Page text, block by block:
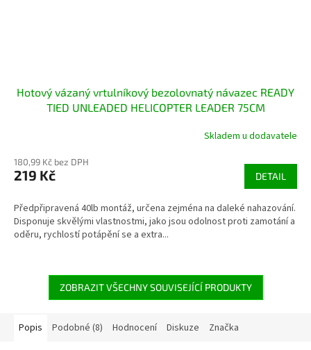
Hotový vázaný vrtulníkový bezolovnatý návazec READY
TIED UNLEADED HELICOPTER LEADER 75CM
Skladem u dodavatele
180,99 Kč bez DPH
219 Kč DETAIL
Předpřipravená 40lb montáž, určena zejména na daleké nahazování.
Disponuje skvělými vlastnostmi, jako jsou odolnost proti zamotání a
oděru, rychlostí potápění se a extra...
ZOBRAZIT VŠECHNY SOUVISEJÍCÍ PRODUKTY
Popis Podobné (8) Hodnocení Diskuze Značka